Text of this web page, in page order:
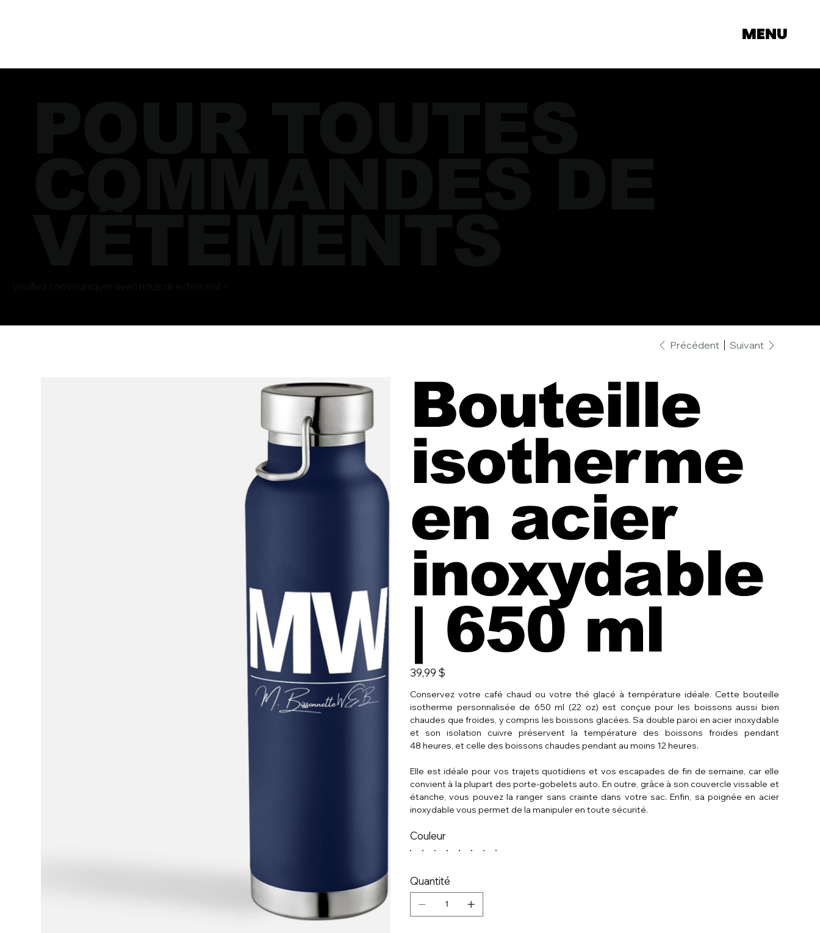
MENU
Précédent Suivant
Bouteille
isotherme
en acier
inoxydable
| 650 ml
Prix
39,99 $
Conservez votre café chaud ou votre thé glacé à température idéale. Cette bouteille
isotherme personnalisée de 650 ml (22 oz) est conçue pour les boissons aussi bien
chaudes que froides, y compris les boissons glacées. Sa double paroi en acier inoxydable
et son isolation cuivre préservent la température des boissons froides pendant
48 heures, et celle des boissons chaudes pendant au moins 12 heures.
Elle est idéale pour vos trajets quotidiens et vos escapades de fin de semaine, car elle
convient à la plupart des porte-gobelets auto. En outre, grâce à son couvercle vissable et
étanche, vous pouvez la ranger sans crainte dans votre sac. Enfin, sa poignée en acier
inoxydable vous permet de la manipuler en toute sécurité.
Couleur
Quantité